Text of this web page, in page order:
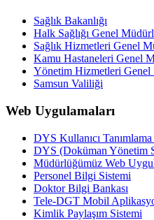
Sağlık Bakanlığı
Halk Sağlığı Genel
Sağlık Hizmetleri Genel
Kamu Hastaneleri Genel
Yönetim Hizmetleri Genel
Samsun Valiliği
Web Uygulamaları
DYS Kullanıcı
DYS (Doküman Yönetim
Müdürlüğümüz Web
Personel Bilgi Sistemi
Doktor Bilgi Bankası
Tele-DGT Mobil
Kimlik Paylaşım Sistemi